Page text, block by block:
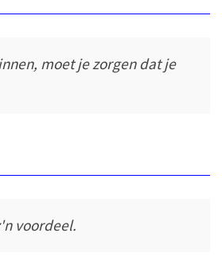
moet je zorgen dat je
voordeel.